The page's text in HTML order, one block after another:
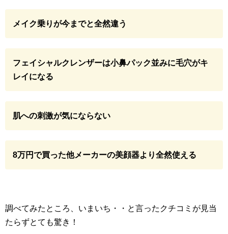
メイク乗りが今までと全然違う
フェイシャルクレンザーは小鼻パック並みに毛穴がキ
レイになる
肌への刺激が気にならない
8万円で買った他メーカーの美顔器より全然使える
調べてみたところ、いまいち・・と言ったクチコミが見当
たらずとても驚き！